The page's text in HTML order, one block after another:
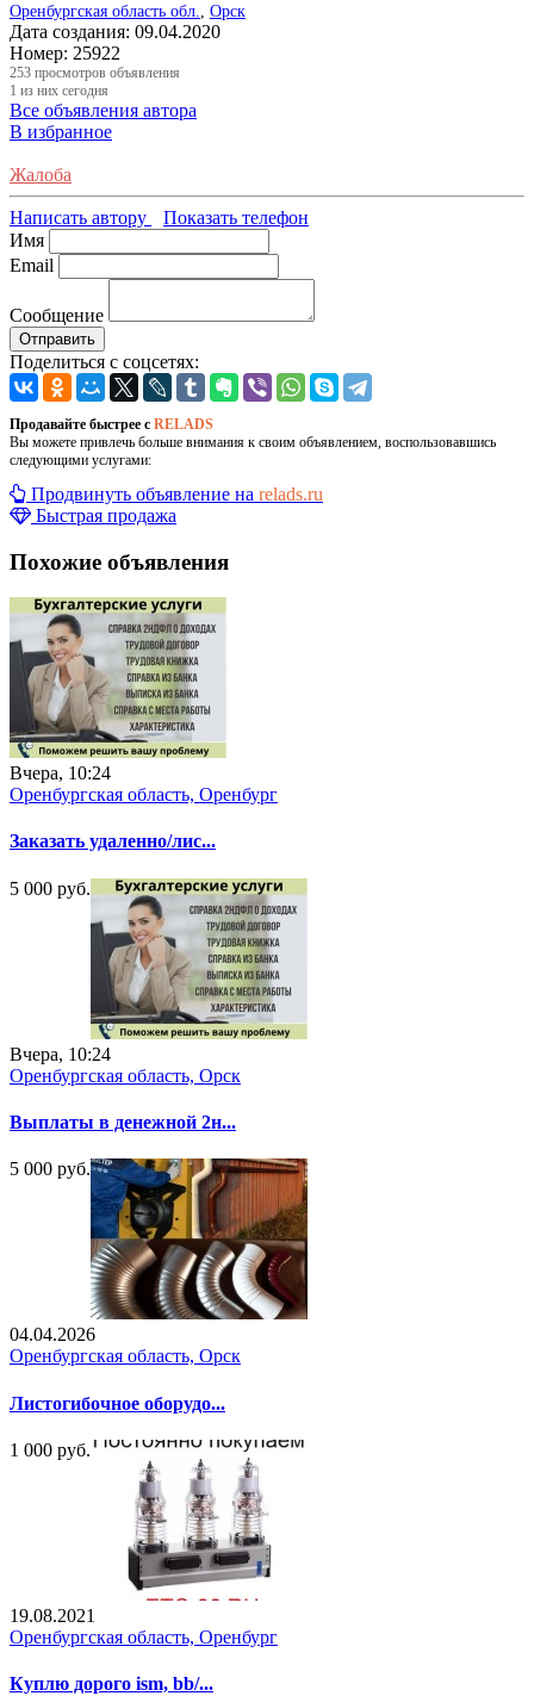
Оренбургская область обл. Орск
Дата создания: 09.04.2020
Номер: 25922
253 просмотров объявления
1 из них сегодня
Все объявления автора
В избранное
Жалоба
Написать автору
Показать телефон
Имя
Email
Сообщение
Отправить
Поделиться с соцсетях:
Продавайте быстрее с RELADS
Вы можете привлечь больше внимания к своим объявлением, воспользовавшись
следующими услугами:
Продвинуть объявление на relads.ru
Быстрая продажа
Похожие объявления
Вчера, 10:24
Оренбургская область, Оренбург
Заказать удаленно/лис...
5 000 руб.
Вчера, 10:24
Оренбургская область, Орск
Выплаты в денежной 2н...
5 000 руб.
04.04.2026
Оренбургская область, Орск
Листогибочное оборудо...
1 000 руб.
19.08.2021
Оренбургская область, Оренбург
Куплю дорого ism, bb/...